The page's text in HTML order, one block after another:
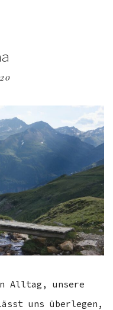
Alltag, unsere
uns überlegen,